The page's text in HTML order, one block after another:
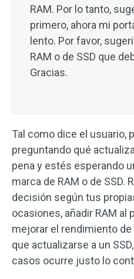
RAM. Por lo tanto,
primero, ahora mi
lento. Por favor,
RAM o de SSD que
Gracias.
Tal como dice el usuario,
preguntando qué
pena y estés esperando
marca de RAM o de SSD.
decisión según tus
ocasiones, añadir RAM al
mejorar el rendimiento
que actualizarse a un
casos ocurre justo lo